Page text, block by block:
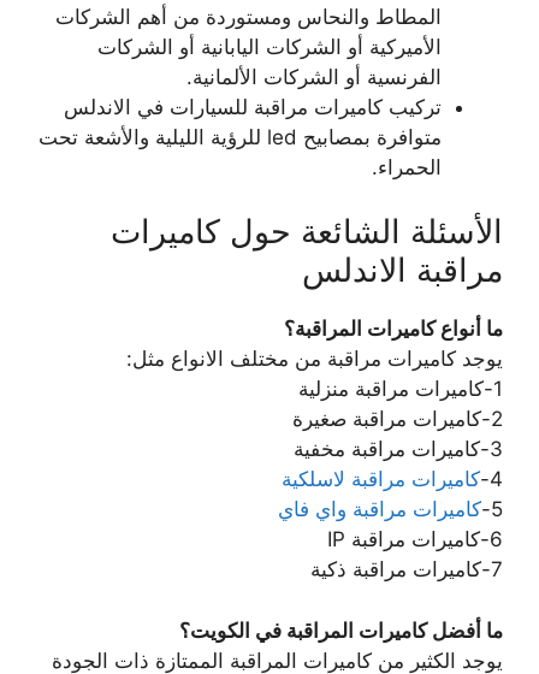
المطاط والنحاس ومستوردة من أهم الشركات
الأميركية أو الشركات اليابانية أو الشركات
الفرنسية أو الشركات الألمانية.
تركيب كاميرات مراقبة للسيارات في الاندلس
متوافرة بمصابيح led للرؤية الليلية والأشعة تحت
الحمراء.
الأسئلة الشائعة حول كاميرات
مراقبة الاندلس
ما أنواع كاميرات المراقبة؟
يوجد كاميرات مراقبة من مختلف الانواع مثل:
1-كاميرات مراقبة منزلية
2-كاميرات مراقبة صغيرة
3-كاميرات مراقبة مخفية
4- كاميرات مراقبة لاسلكية
5- كاميرات مراقبة واي فاي
6-كاميرات مراقبة IP
7-كاميرات مراقبة ذكية
ما أفضل كاميرات المراقبة في الكويت؟
يوجد الكثير من كاميرات المراقبة الممتازة ذات الجودة